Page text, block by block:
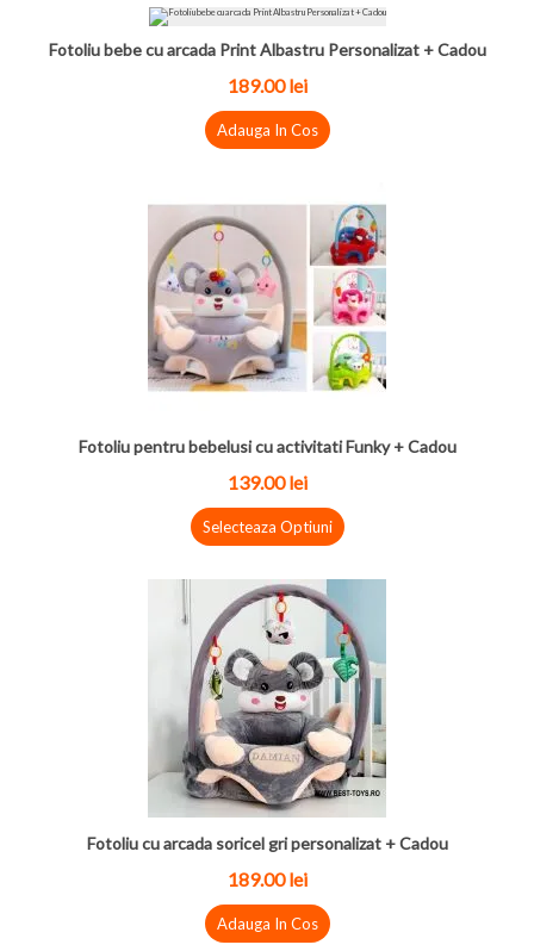
Fotoliu bebe cu arcada Print Albastru Personalizat + Cadou
189.00lei
Adauga In Cos
Fotoliu pentru bebelusi cu activitati Funky + Cadou
139.00lei
Selecteaza Optiuni
Fotoliu cu arcada soricel gri personalizat + Cadou
189.00lei
Adauga In Cos